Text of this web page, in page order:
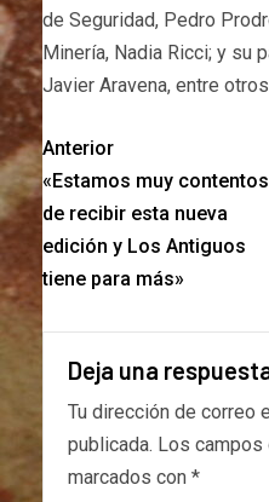
de Seguridad, Pedro
Minería, Nadia Ricci; y su
Javier Aravena, entre
Anterior
«Estamos muy contentos
de recibir esta nueva
edición y Los Antiguos
tiene para más»
Deja una
Tu dirección de correo
publicada. Los
marcados con *